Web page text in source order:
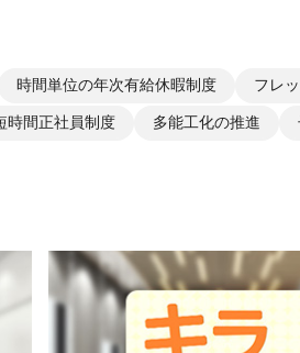
時間単位の年次有給休暇制度 フレ
時間正社員制度 多能工化の推進